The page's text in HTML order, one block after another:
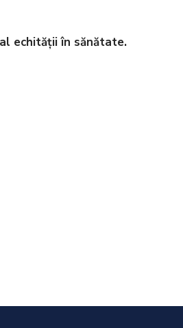
echității în sănătate.